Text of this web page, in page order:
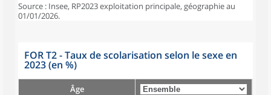
Source : Insee, RP2023 exploitation principale, géographie au
01/01/2026.
FOR T2 - Taux de scolarisation selon le sexe en
2023 (en %)
Âge